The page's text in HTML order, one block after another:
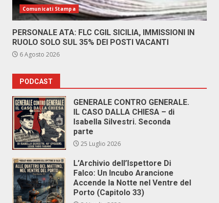
Comunicati Stampa
PERSONALE ATA: FLC CGIL SICILIA, IMMISSIONI IN
RUOLO SOLO SUL 35% DEI POSTI VACANTI
6 Agosto 2026
PODCAST
GENERALE CONTRO GENERALE.
IL CASO DALLA CHIESA – di
Isabella Silvestri. Seconda
parte
25 Luglio 2026
L’Archivio dell’Ispettore Di
Falco: Un Incubo Arancione
Accende la Notte nel Ventre del
Porto (Capitolo 33)